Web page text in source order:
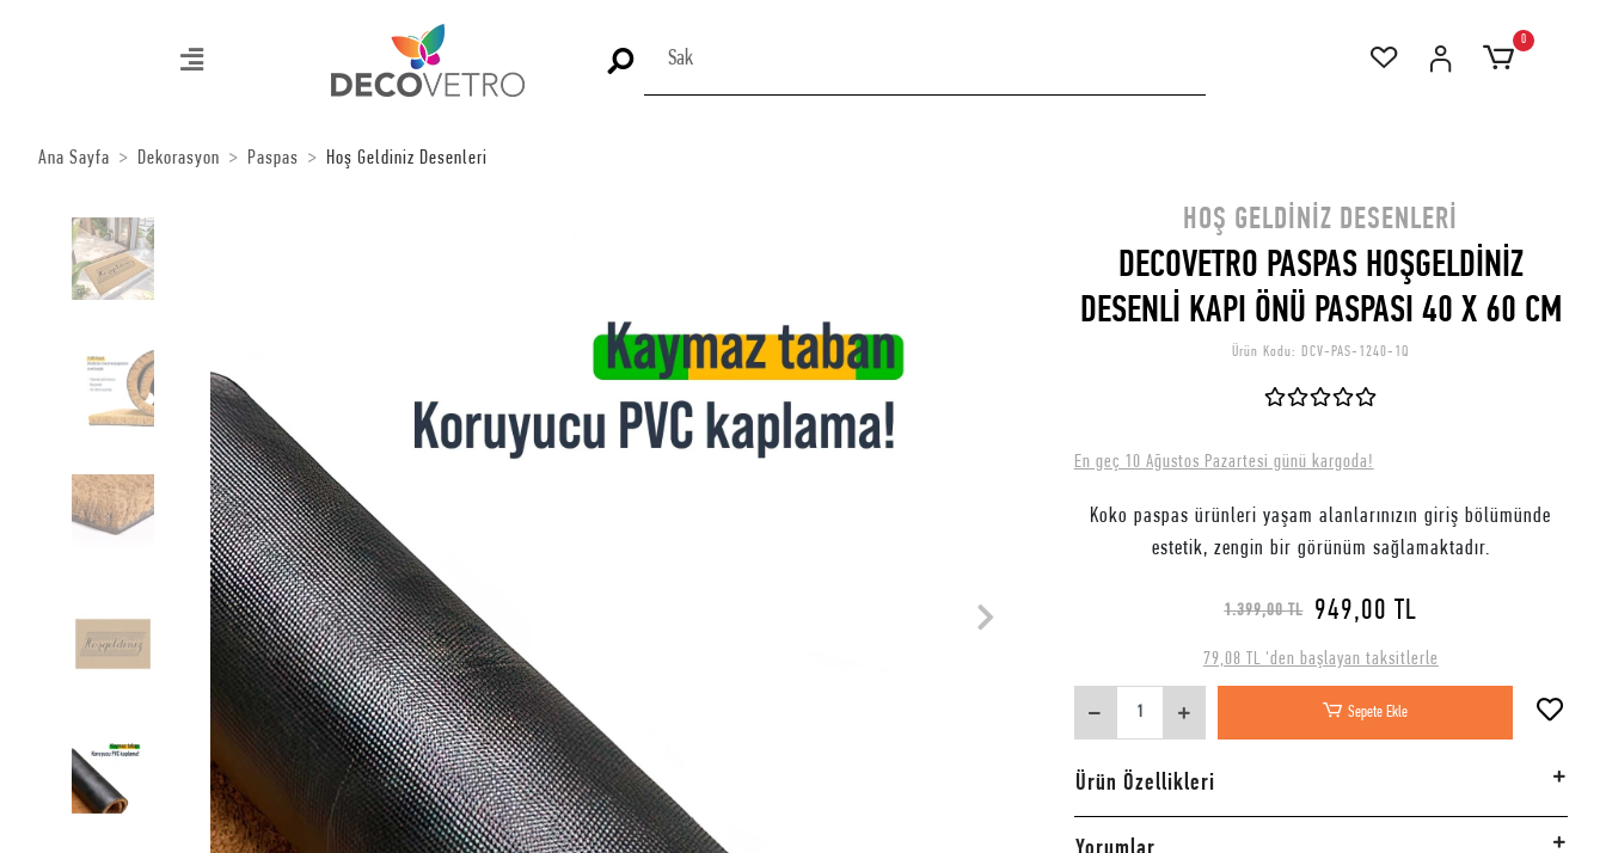
0
Ana Sayfa Dekorasyon Paspas Hoş Geldiniz Desenleri
HOŞ GELDINIZ DESENLERI
DECOVETRO PASPAS HOŞGELDİNİZ
DESENLİ KAPI ÖNÜ PASPASI 40 X 60 CM
Ürün Kodu: DCV-PAS-1240-1Q
En geç 10 Ağustos Pazartesi günü kargoda!
Koko paspas ürünleri yaşam alanlarınızın giriş bölümünde
estetik, zengin bir görünüm sağlamaktadır.
1.399,00 TL 949,00 TL
79,08 TL 'den başlayan taksitlerle
Sepete Ekle
Ürün Özellikleri